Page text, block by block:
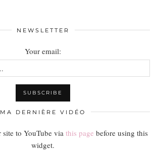
NEWSLETTER
Your email:
MA DERNIÈRE VIDÉO
site to YouTube via this page before using this
widget.